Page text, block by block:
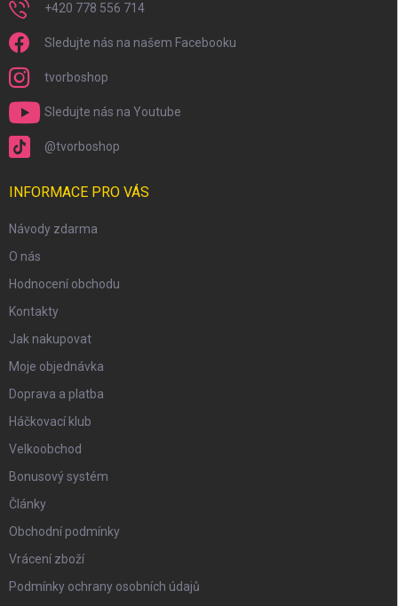
+420 778 556 714
Sledujte nás na našem Facebooku
tvorboshop
Sledujte nás na Youtube
@tvorboshop
INFORMACE PRO VÁS
Návody zdarma
O nás
Hodnocení obchodu
Kontakty
Jak nakupovat
Moje objednávka
Doprava a platba
Háčkovací klub
Velkoobchod
Bonusový systém
Články
Obchodní podmínky
Vrácení zboží
Podmínky ochrany osobních údajů